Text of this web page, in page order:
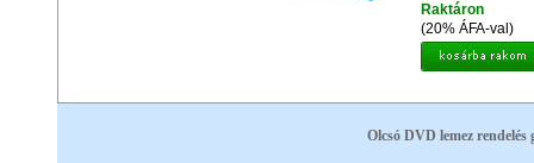
(20% ÁFA-val)
Raktáron
Olcsó DVD lemez